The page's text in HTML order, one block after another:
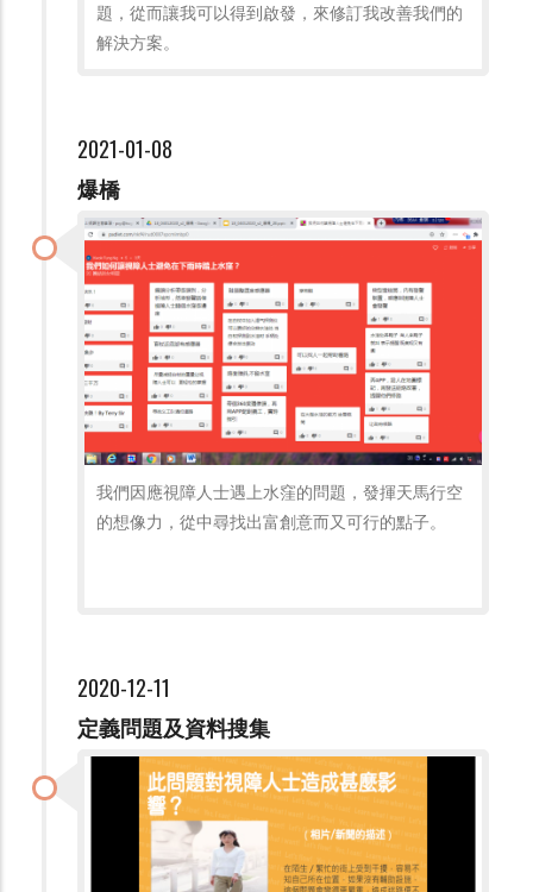
題，從而讓我可以得到啟發，來修訂我改善我們的
解決方案。
2021-01-08
爆橋
我們因應視障人士遇上水窪的問題，發揮天馬行空
的想像力，從中尋找出富創意而又可行的點子。
2020-12-11
定義問題及資料搜集